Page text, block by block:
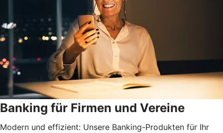
Banking für Firmen und Vereine
Modern und effizient: Unsere Banking-Produkten für Ihr